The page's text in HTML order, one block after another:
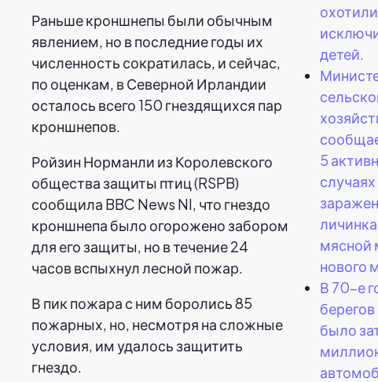
Раньше кроншнепы были обычным
явлением, но в последние годы их
численность сократилась, и сейчас,
по оценкам, в Северной Ирландии
осталось всего 150 гнездящихся пар
кроншнепов.
Ройзин Норманли из Королевского
общества защиты птиц (RSPB)
сообщила BBC News NI, что гнездо
кроншнепа было огорожено забором
для его защиты, но в течение 24
часов вспыхнул лесной пожар.
В пик пожара с ним боролись 85
пожарных, но, несмотря на сложные
условия, им удалось защитить
гнездо.
детей.
5
случаях
мясной
нового
В 70-е
было